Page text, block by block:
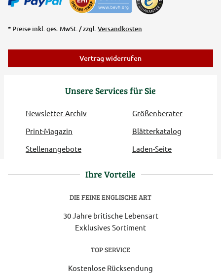
Unsere Services für Sie
Newsletter-Archiv
Größenberater
Print-Magazin
Blätterkatalog
Stellenangebote
Laden-Seite
* Preise inkl. ges. MwSt. / zzgl.Versandkosten
Vertrag widerrufen
Ihre Vorteile
DIE FEINE ENGLISCHE ART
30 Jahre britische Lebensart
Exklusives Sortiment
TOP SERVICE
Kostenlose Rücksendung